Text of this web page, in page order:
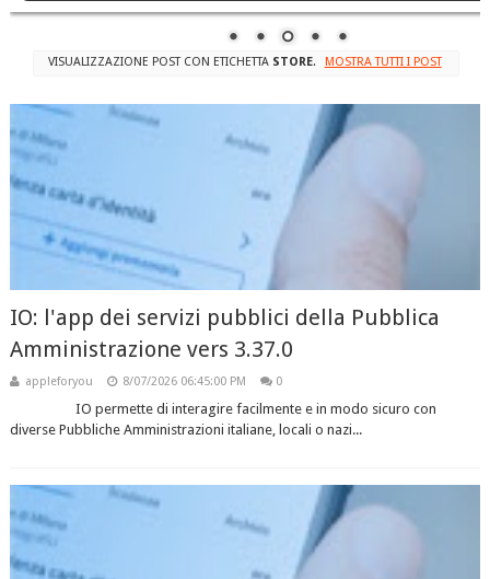
VISUALIZZAZIONE POST CON ETICHETTA STORE. MOSTRA TUTTI I POST
IO: l'app dei servizi pubblici della Pubblica
Amministrazione vers 3.37.0
appleforyou 8/07/2026 06:45:00 PM 0
IO permette di interagire facilmente e in modo sicuro con
diverse Pubbliche Amministrazioni italiane, locali o nazi...